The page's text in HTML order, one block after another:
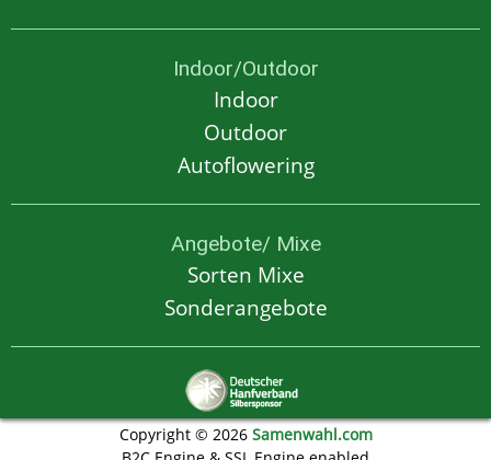
Indoor/Outdoor
Indoor
Outdoor
Autoflowering
Angebote/ Mixe
Sorten Mixe
Sonderangebote
Copyright © 2026 Samenwahl.com